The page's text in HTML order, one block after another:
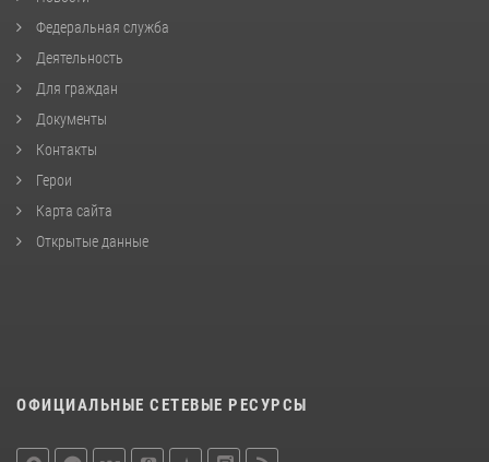
Федеральная служба
Деятельность
Для граждан
Документы
Контакты
Герои
Карта сайта
Открытые данные
ОФИЦИАЛЬНЫЕ СЕТЕВЫЕ РЕСУРСЫ